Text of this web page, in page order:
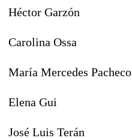
Héctor Garzón
Carolina Ossa
María Mercedes Pacheco
Elena Gui
José Luis Terán